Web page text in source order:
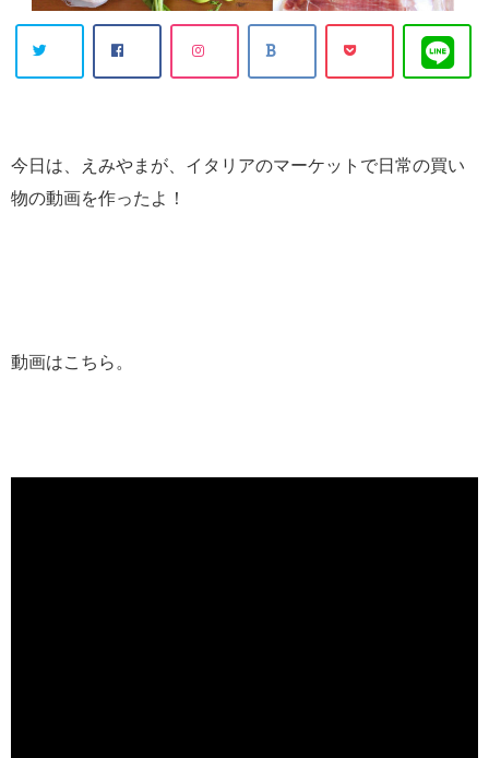
今日は、えみやまが、イタリアのマーケットで日常の買い
物の動画を作ったよ！
動画はこちら。